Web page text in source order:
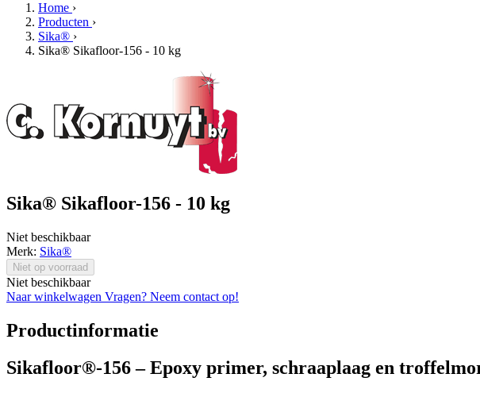
Home ›
Producten ›
Sika® ›
Sika® Sikafloor-156 - 10 kg
Sika® Sikafloor-156 - 10 kg
Niet beschikbaar
Merk: Sika®
Niet op voorraad
Niet beschikbaar
Naar winkelwagen Vragen? Neem contact op!
Productinformatie
Sikafloor®-156 – Epoxy primer, schraaplaag en